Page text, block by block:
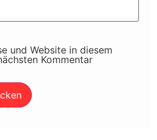
und Website in diesem
Kommentar